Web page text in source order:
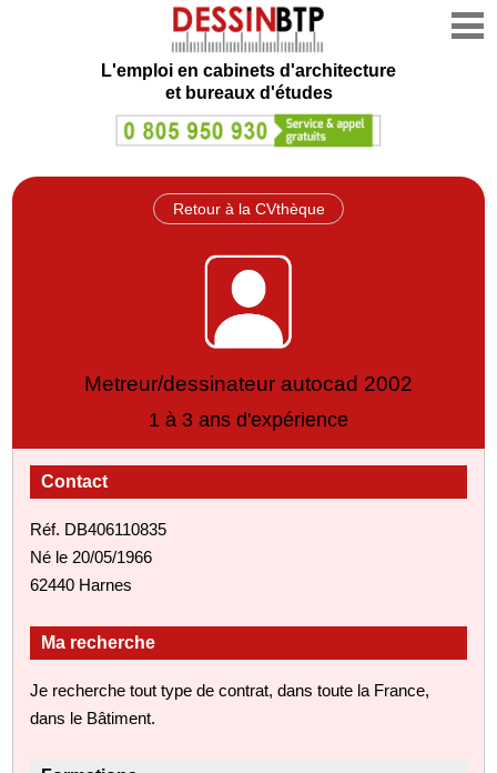
L'emploi en cabinets d'architecture
et bureaux d'études
Retour à la CVthèque
Metreur/dessinateur autocad 2002
1 à 3 ans d'expérience
Contact
Réf. DB406110835
Né le 20/05/1966
62440 Harnes
Ma recherche
Je recherche tout type de contrat, dans toute la France,
dans le Bâtiment.